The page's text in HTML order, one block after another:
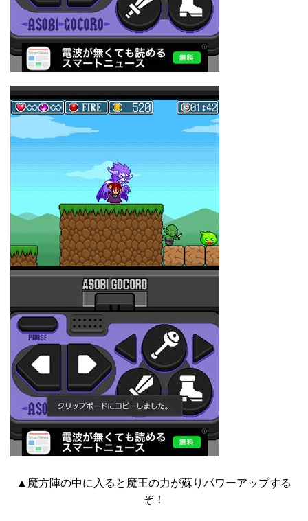
▲魔方陣の中に入ると魔王の力が蘇りパワーアップする
ぞ！